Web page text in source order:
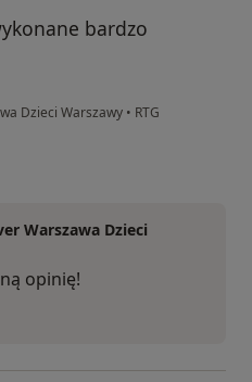
bardzo
Dzieci Warszawy • RTG
Warszawa Dzieci
opinię!